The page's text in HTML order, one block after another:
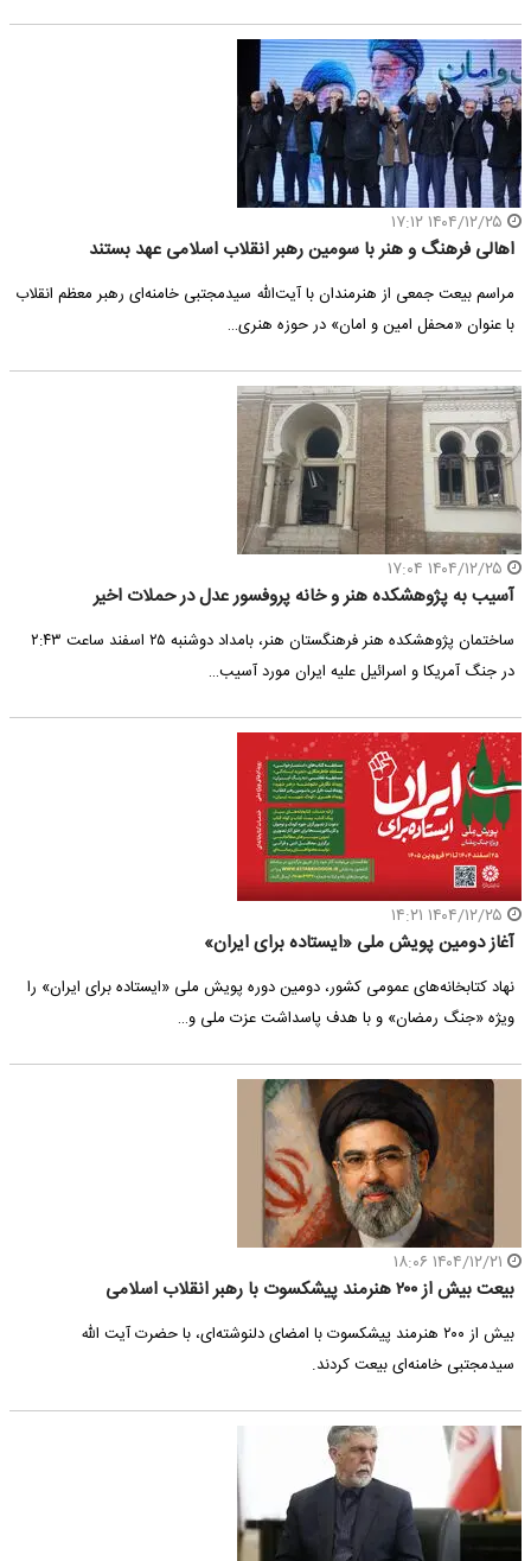
اهالی فرهنگ و هنر با سومین رهبر انقلاب اسلامی عهد بستند
مراسم بیعت جمعی از هنرمندان با آیت‌الله سیدمجتبی خامنه‌ای رهبر معظم انقلاب
با عنوان «محفل امین و امان» در حوزه هنری…
آسیب به پژوهشکده هنر و خانه پروفسور عدل در حملات اخیر
ساختمان پژوهشکده هنر فرهنگستان هنر، بامداد دوشنبه ۲۵ اسفند ساعت ۲:۴۳
در جنگ آمریکا و اسرائیل علیه ایران مورد آسیب…
آغاز دومین پویش ملی «ایستاده برای ایران»
نهاد کتابخانه‌های عمومی کشور، دومین دوره پویش ملی «ایستاده برای ایران» را
ویژه «جنگ رمضان» و با هدف پاسداشت عزت ملی و…
بیعت بیش از ۲۰۰ هنرمند پیشکسوت با رهبر انقلاب اسلامی
بیش از ۲۰۰ هنرمند پیشکسوت با امضای دلنوشته‌ای، با حضرت آیت الله
سیدمجتبی خامنه‌ای بیعت کردند.